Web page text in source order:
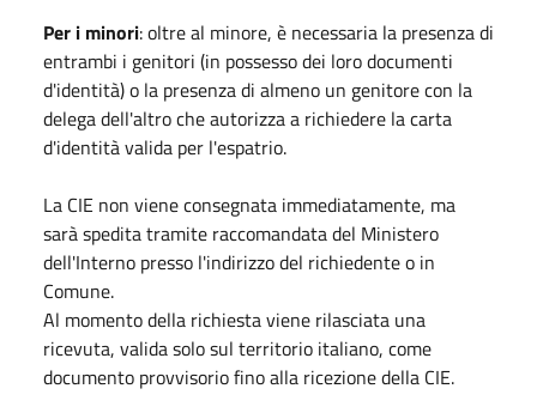
Per i minori: oltre al minore, è necessaria la presenza di
entrambi i genitori (in possesso dei loro documenti
d'identità) o la presenza di almeno un genitore con la
delega dell'altro che autorizza a richiedere la carta
d'identità valida per l'espatrio.
La CIE non viene consegnata immediatamente, ma
sarà spedita tramite raccomandata del Ministero
dell'Interno presso l'indirizzo del richiedente o in
Comune.
Al momento della richiesta viene rilasciata una
ricevuta, valida solo sul territorio italiano, come
documento provvisorio fino alla ricezione della CIE.